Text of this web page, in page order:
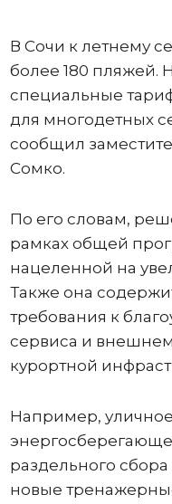
В Сочи к летнему
более 180 пляжей.
специальные
для многодетных
сообщил
Сомко.
По его словам,
рамках общей
нацеленной на
Также она
требования к
сервиса и
курортной
Например,
раздельного
новые